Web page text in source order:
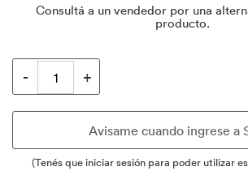
Consultá a un vendedor por una
producto.
(Tenés que iniciar sesión para poder utilizar